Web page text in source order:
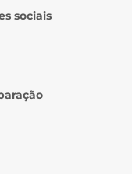
sociais